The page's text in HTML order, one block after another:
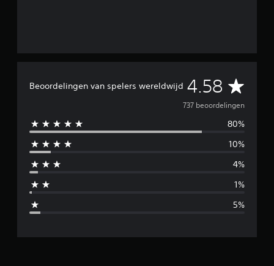
Beoordelingen van spelers wereldwijd 4.58 G
e
m
l
737 beoordelingen
80%
10%
4%
1%
5%